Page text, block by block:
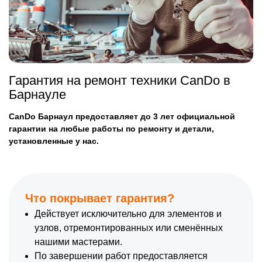
Гарантия на ремонт техники CanDo в
Барнауле
CanDo Барнаул предоставляет до 3 лет официальной
гарантии на любые работы по ремонту и детали,
установленные у нас.
Что покрывает гарантия?
Действует исключительно для элементов и
узлов, отремонтированных или сменённых
нашими мастерами.
По завершении работ предоставляется